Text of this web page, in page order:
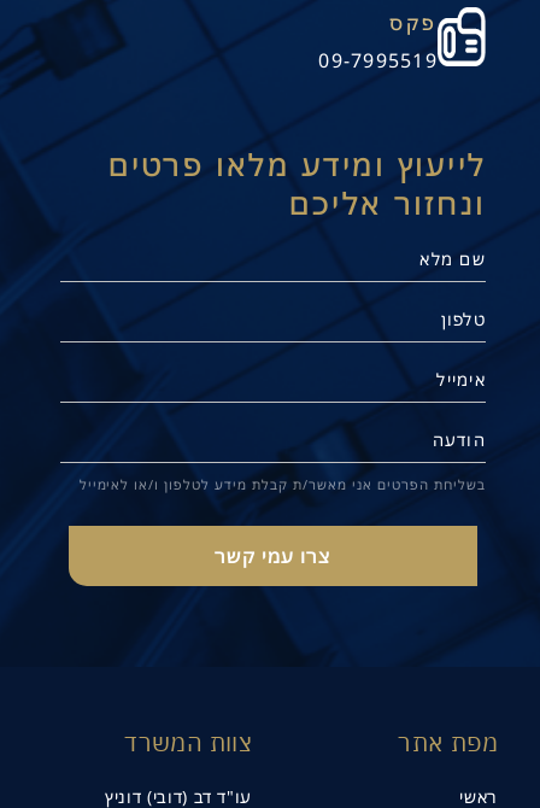
פקס
09-7995519
לייעוץ ומידע מלאו פרטים
ונחזור אליכם
בשליחת הפרטים אני מאשר/ת קבלת מידע לטלפון ו/או לאימייל
מפת אתר
ראשי
צוות המשרד
עו"ד דב (דובי) דוניץ